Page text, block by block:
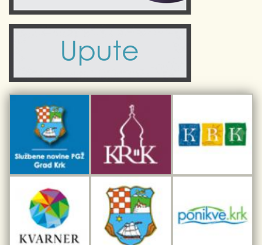
Komunalne usluge
Civilni sektor (arhiva udruga)
Sport i rekreacija
Turistička zajednica otoka Krka
Kulturno-turistička ruta Putovima Frankopana
Dar iz Krka
Interpretacijski centar pomorske baštine